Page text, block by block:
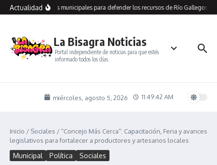
Saltar al contenido
Actualidad
dependencias municipales para defender los recursos de Río Gallegos y
La Bisagra Noticias
Portal independiente de noticias para que estés
informado todos los días.
miércoles, agosto 5, 2026 11:49:42 AM
Inicio / Sociales / “Concejo Más Cerca”: Capacitación, Feria y avances
legislativos para fortalecer a productores y artesanos locales
Municipal Política Sociales